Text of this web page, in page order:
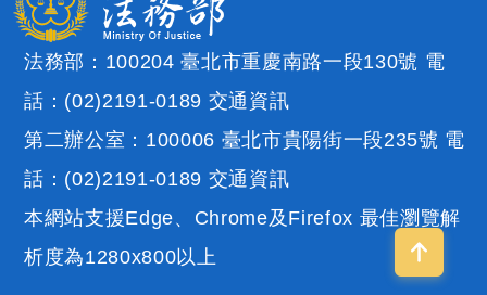
法務部：100204 臺北市重慶南路一段130號 電
話：(02)2191-0189 交通資訊
第二辦公室：100006 臺北市貴陽街一段235號 電
話：(02)2191-0189 交通資訊
本網站支援Edge、Chrome及Firefox 最佳瀏覽解
析度為1280x800以上
回到